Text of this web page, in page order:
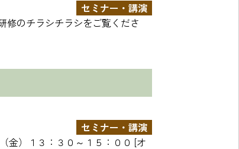
セミナー・講演
のチラシチラシをご覧くださ
セミナー・講演
金）１３：３０～１５：００ [オ